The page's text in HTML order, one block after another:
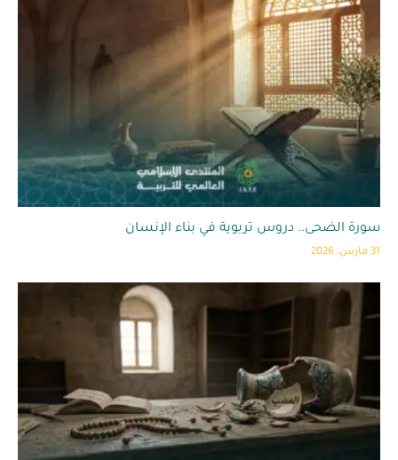
سورة الضحى.. دروس تربوية في بناء الإنسان
31 مارس، 2026